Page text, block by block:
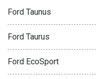
Ford Taunus
Ford Taurus
Ford EcoSport